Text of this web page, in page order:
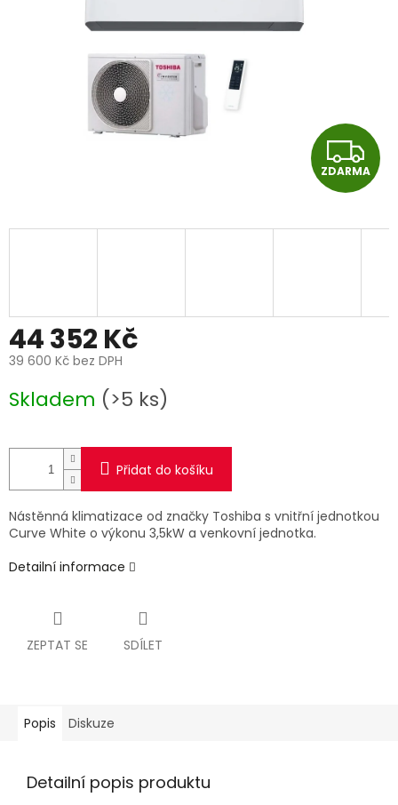
Z
D
A
ZDARMA
44 352 Kč
39 600 Kč bez DPH
cena:
Skladem (>5 ks)
Přidat do košíku
Nástěnná klimatizace od značky Toshiba s vnitřní jednotkou
Curve White o výkonu 3,5kW a venkovní jednotka.
Detailní informace
ZEPTAT SE SDÍLET
Popis Diskuze
Detailní popis produktu